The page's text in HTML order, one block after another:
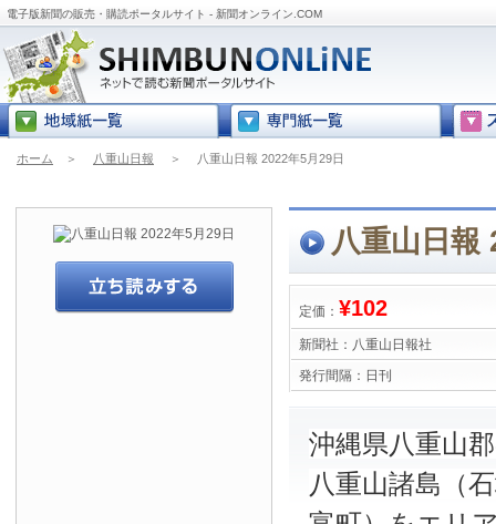
電子版新聞の販売・購読ポータルサイト - 新聞オンライン.COM
ホーム ＞ 八重山日報 ＞ 八重山日報 2022年5月29日
八重山日報
定価： ¥102
新聞社： 八重山日報社
発行間隔： 日刊
沖縄県八重山
八重山諸島（